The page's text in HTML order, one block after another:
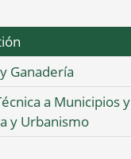
Ganadería
a Municipios y
y Urbanismo